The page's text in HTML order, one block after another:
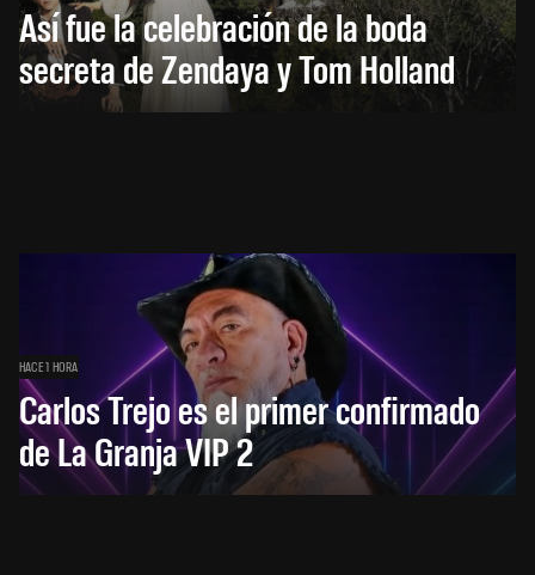
Así fue la celebración de la boda
secreta de Zendaya y Tom Holland
HACE 1 HORA
Carlos Trejo es el primer confirmado
de La Granja VIP 2